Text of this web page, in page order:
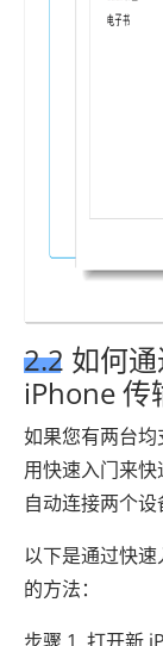
2.2 如何
iPhone 传
如果您有两台
用快速入门来
自动连接两个设
以下是通过快
的方法：